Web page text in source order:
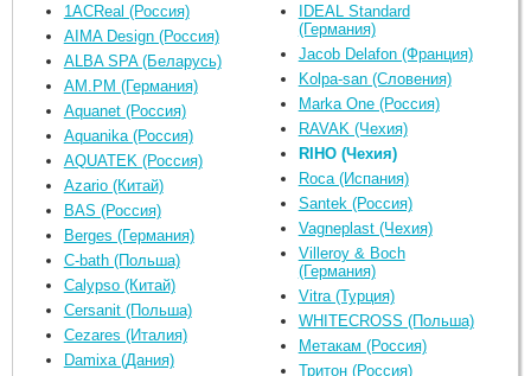
1ACReal (Россия)
AIMA Design (Россия)
ALBA SPA (Беларусь)
AM.PM (Германия)
Aquanet (Россия)
Aquanika (Россия)
AQUATEK (Россия)
Azario (Китай)
BAS (Россия)
Berges (Германия)
C-bath (Польша)
Calypso (Китай)
Cersanit (Польша)
Cezares (Италия)
Damixa (Дания)
IDEAL Standard
(Германия)
Jacob Delafon (Франция)
Kolpa-san (Словения)
Marka One (Россия)
RAVAK (Чехия)
RIHO (Чехия)
Roca (Испания)
Santek (Россия)
Vagneplast (Чехия)
Villeroy & Boch
(Германия)
Vitra (Турция)
WHITECROSS (Польша)
Метакам (Россия)
Тритон (Россия)